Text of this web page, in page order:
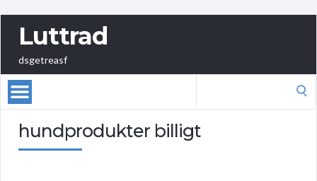
Luttrad
dsgetreasf
hundprodukter billigt